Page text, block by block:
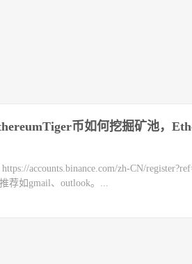
币如何挖掘矿池，
accounts.binance.com/zh-CN/
荐如gmail、outlook。...